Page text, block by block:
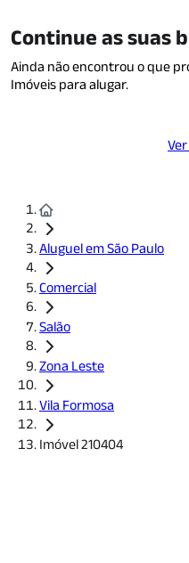
Continue as suas
Ainda não encontrou o que
Imóveis para alugar.
Aluguel em São Paulo
Comercial
Salão
Zona Leste
Vila Formosa
Imóvel 210404